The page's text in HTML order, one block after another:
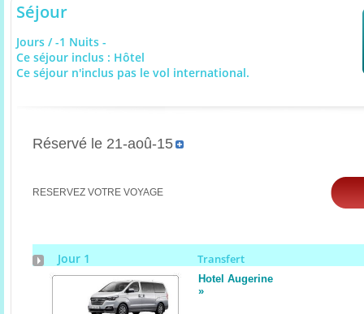
Séjour
Jours / -1 Nuits -
Ce séjour inclus : Hôtel
Ce séjour n'inclus pas le vol international.
Réservé le 21-aoû-15
RESERVEZ VOTRE VOYAGE
Jour 1 Transfert
Hotel Augerine
»